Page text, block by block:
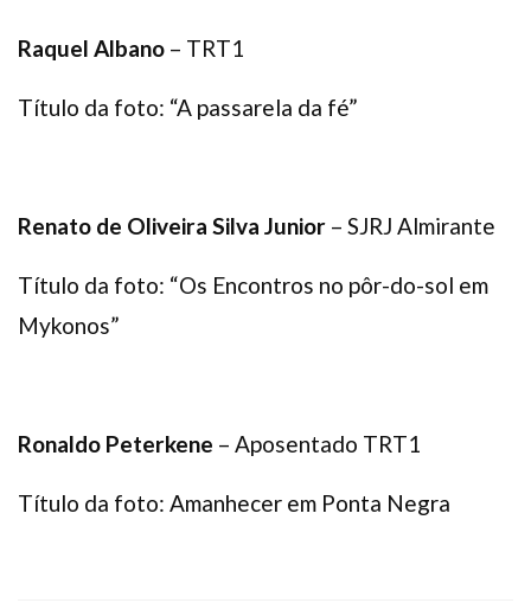
Raquel Albano – TRT1
Título da foto: “A passarela da fé”
Renato de Oliveira Silva Junior – SJRJ Almirante
Título da foto: “Os Encontros no pôr-do-sol em
Mykonos”
Ronaldo Peterkene – Aposentado TRT1
Título da foto: Amanhecer em Ponta Negra